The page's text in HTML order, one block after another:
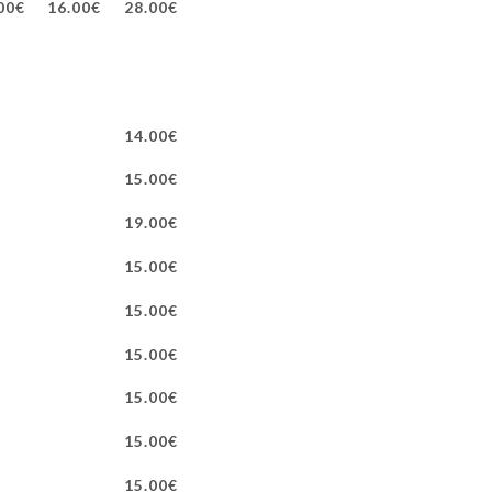
16.00€ 28.00€
14.00€
15.00€
19.00€
15.00€
15.00€
15.00€
15.00€
15.00€
15.00€